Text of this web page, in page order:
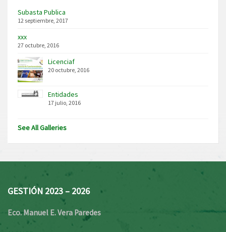
Subasta Publica
12 septiembre, 2017
xxx
27 octubre, 2016
Licenciaf
20 octubre, 2016
Entidades
17 julio, 2016
See All Galleries
GESTIÓN 2023 – 2026
Eco. Manuel E. Vera Paredes